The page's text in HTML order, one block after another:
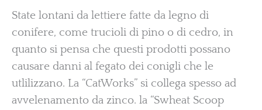
State lontani da lettiere fatte da legno di
conifere, come trucioli di pino o di cedro, in
quanto si pensa che questi prodotti possano
causare danni al fegato dei conigli che le
utlilizzano. La “CatWorks” si collega spesso ad
avvelenamento da zinco. la “Swheat Scoop